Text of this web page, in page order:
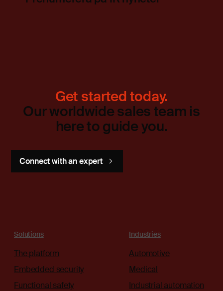
Get started today.
Our worldwide sales team is
here to guide you.
Connect with an expert
Solutions
The platform
Embedded security
Functional safety
Industries
Automotive
Medical
Industrial automation